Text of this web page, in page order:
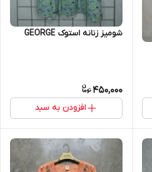
شومیز زنانه استوک GEORGE
450,000
افزودن به سبد